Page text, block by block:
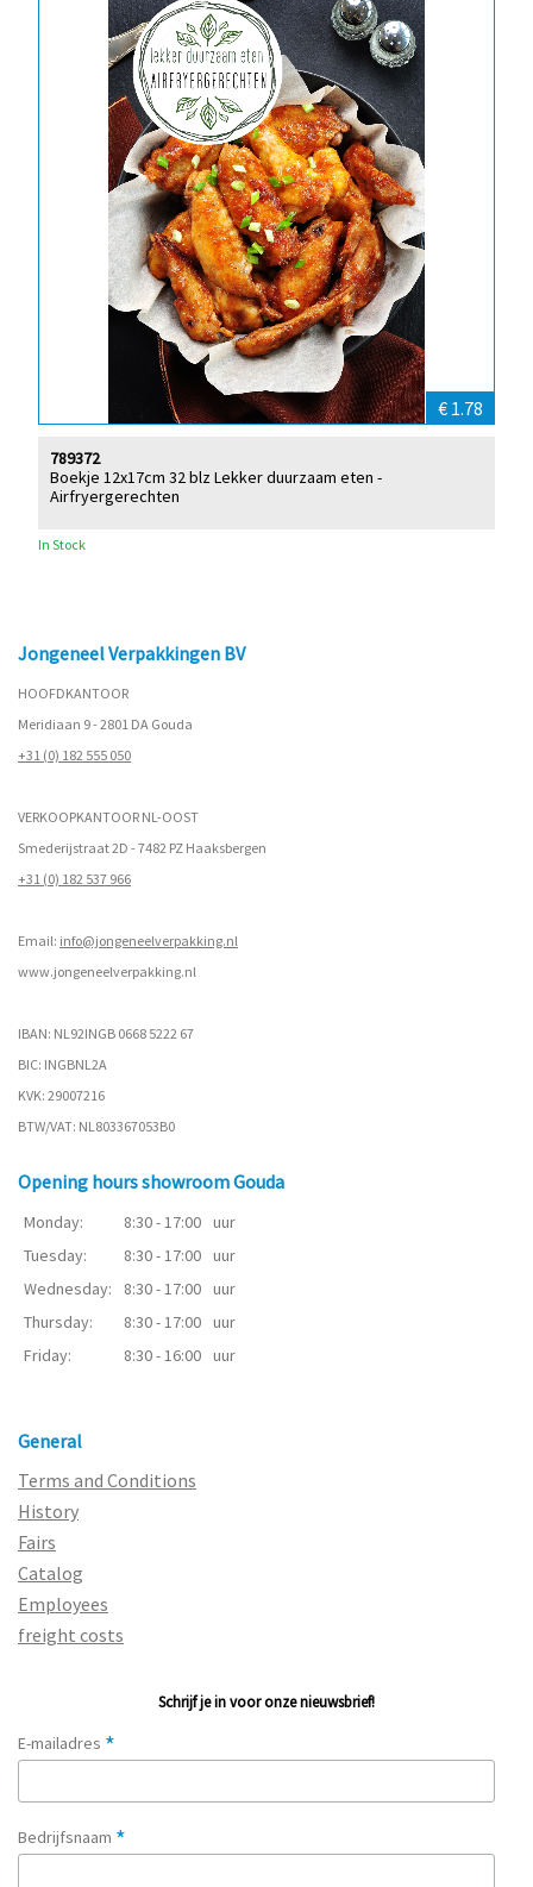
€ 1.78
Boekje 12x17cm 32 blz Lekker duurzaam eten -
Airfryergerechten
789372
In Stock
Jongeneel Verpakkingen BV
HOOFDKANTOOR
Meridiaan 9 - 2801 DA Gouda
+31 (0) 182 555 050
VERKOOPKANTOOR NL-OOST
Smederijstraat 2D - 7482 PZ Haaksbergen
+31 (0) 182 537 966
Email: info@jongeneelverpakking.nl
www.jongeneelverpakking.nl
IBAN: NL92INGB 0668 5222 67
BIC: INGBNL2A
KVK: 29007216
BTW/VAT: NL803367053B0
Opening hours showroom Gouda
Monday: 8:30 - 17:00 uur
Tuesday:
8:30 - 17:00 uur
Wednesday:
8:30 - 17:00 uur
Thursday:
8:30 - 17:00 uur
Friday:
8:30 - 16:00 uur
General
Terms and Conditions
History
Fairs
Catalog
Employees
freight costs
Schrijf je in voor onze nieuwsbrief!
E-mailadres *
Bedrijfsnaam *